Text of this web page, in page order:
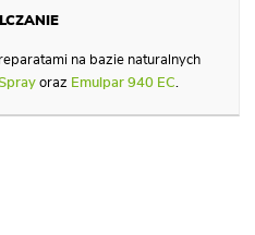
na bazie naturalnych
oraz Emulpar 940 EC.